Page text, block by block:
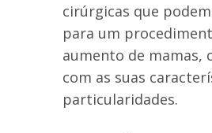
cirúrgicas que
para um
aumento de mamas,
com as suas
particularidades.